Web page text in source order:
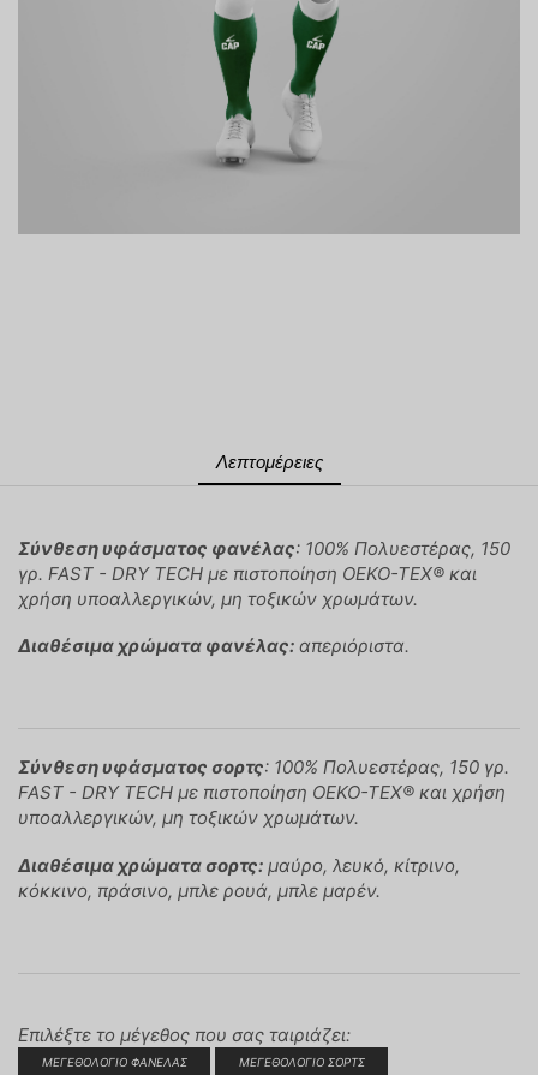
Λεπτομέρειες
Σύνθεση υφάσματος φανέλας: 100% Πολυεστέρας, 150
γρ. FAST - DRY TECH με πιστοποίηση OEKO-TEX® και
χρήση υποαλλεργικών, μη τοξικών χρωμάτων.
Διαθέσιμα χρώματα φανέλας: απεριόριστα.
Σύνθεση υφάσματος σορτς: 100% Πολυεστέρας, 150 γρ.
FAST - DRY TECH με πιστοποίηση OEKO-TEX® και χρήση
υποαλλεργικών, μη τοξικών χρωμάτων.
Διαθέσιμα χρώματα σορτς: μαύρο, λευκό, κίτρινο,
κόκκινο, πράσινο, μπλε ρουά, μπλε μαρέν.
Επιλέξτε το μέγεθος που σας ταιριάζει:
ΜΕΓΕΘΟΛΟΓΙΟ ΦΑΝΕΛΑΣ ΜΕΓΕΘΟΛΟΓΙΟ ΣΟΡΤΣ